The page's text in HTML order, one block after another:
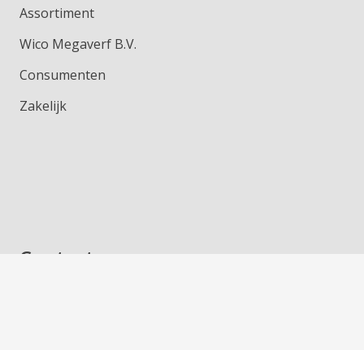
Assortiment
Wico Megaverf B.V.
Consumenten
Zakelijk
Contact